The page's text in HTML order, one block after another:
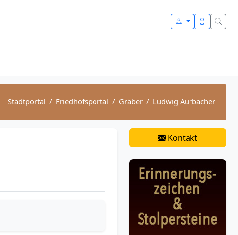
Stadtportal Friedhofsportal Gräber Ludwig Aurbacher
Kontakt